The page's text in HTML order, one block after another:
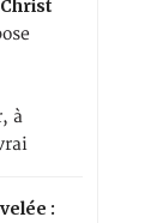
à
: